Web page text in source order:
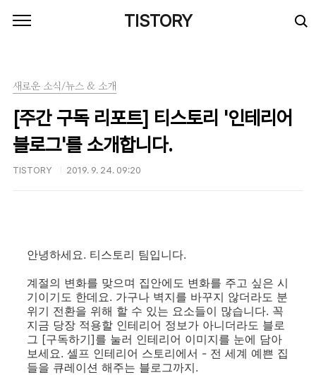
TISTORY
새로운 소식/뉴스 & 소개
[주간 구독 리포트] 티스토리 '인테리어
블로그'를 소개합니다.
TISTORY 2019. 9. 24. 09:20
안녕하세요. 티스토리 팀입니다.
계절의 변화를 맞으며 집안에도 변화를 주고 싶은 시
기이기도 한데요. 가구나 벽지를 바꾸지 않더라도 분
위기 전환을 위해 할 수 있는 요소들이 많습니다. 꼭
지금 당장 적용할 인테리어 정보가 아니더라도 블로
그 [구독하기]를 눌러 인테리어 이미지를 눈에 담아
보세요. 셀프 인테리어 스토리에서 - 전 세계 예쁜 집
들을 큐레이션 해주는 블로그까지.